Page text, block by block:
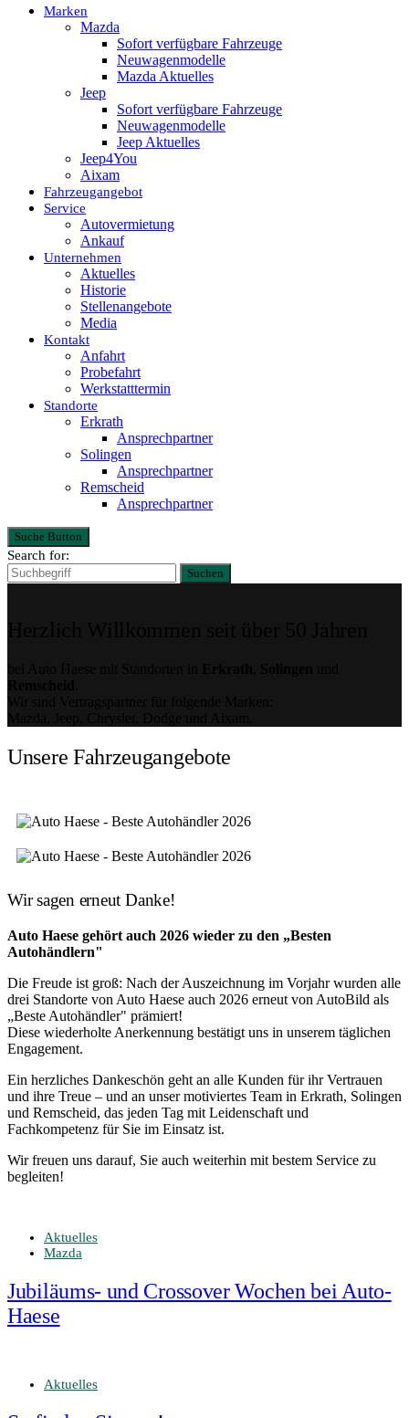
Marken
Mazda
Sofort verfügbare Fahrzeuge
Neuwagenmodelle
Mazda Aktuelles
Jeep
Sofort verfügbare Fahrzeuge
Neuwagenmodelle
Jeep Aktuelles
Jeep4You
Aixam
Fahrzeugangebot
Service
Autovermietung
Ankauf
Unternehmen
Aktuelles
Historie
Stellenangebote
Media
Kontakt
Anfahrt
Probefahrt
Werkstatttermin
Standorte
Erkrath
Ansprechpartner
Solingen
Ansprechpartner
Remscheid
Ansprechpartner
Suche Button
Search for:
Suchen
Unsere Fahrzeugangebote
Wir sagen erneut Danke!
Auto Haese gehört auch 2026 wieder zu den „Besten
Autohändlern"
Die Freude ist groß: Nach der Auszeichnung im Vorjahr wurden alle
drei Standorte von Auto Haese auch 2026 erneut von AutoBild als
„Beste Autohändler" prämiert!
Diese wiederholte Anerkennung bestätigt uns in unserem täglichen
Engagement.
Ein herzliches Dankeschön geht an alle Kunden für ihr Vertrauen
und ihre Treue – und an unser motiviertes Team in Erkrath, Solingen
und Remscheid, das jeden Tag mit Leidenschaft und
Fachkompetenz für Sie im Einsatz ist.
Wir freuen uns darauf, Sie auch weiterhin mit bestem Service zu
begleiten!
Aktuelles
Mazda
Jubiläums- und Crossover Wochen bei Auto-
Haese
Aktuelles